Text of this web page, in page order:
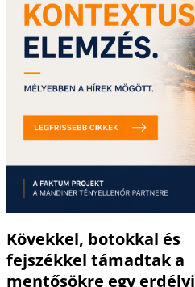
Kövekkel, botokkal és
fejszékkel támadtak a
mentősökre egy erdélyi